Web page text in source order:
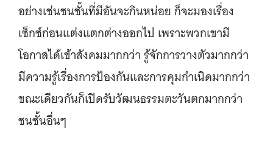
อย่างเช่นชนชั้นที่มีอันจะกินหน่อย ก็จะมองเรื่อง
เซ็กซ์ก่อนแต่งแตกต่างออกไป เพราะพวกเขามี
โอกาสได้เข้าสังคมมากกว่า รู้จักการวางตัวมากกว่า
มีความรู้เรื่องการป้องกันและการคุมกำเนิดมากกว่า
ขณะเดียวกันก็เปิดรับวัฒนธรรมตะวันตกมากกว่า
ชนชั้นอื่นๆ